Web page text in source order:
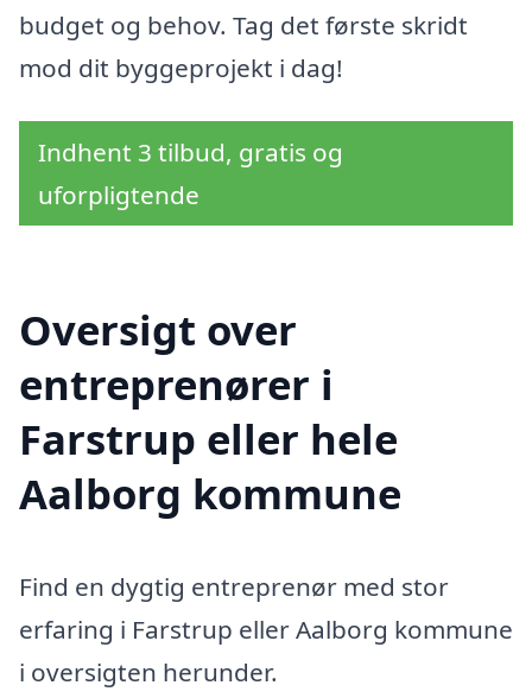
budget og behov. Tag det første skridt
mod dit byggeprojekt i dag!
Indhent 3 tilbud, gratis og
uforpligtende
Oversigt over
entreprenører i
Farstrup eller hele
Aalborg kommune
Find en dygtig entreprenør med stor
erfaring i Farstrup eller Aalborg kommune
i oversigten herunder.